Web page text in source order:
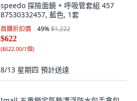
speedo 探險面鏡 + 呼吸管套組 457
87530332457, 藍色, 1套
首購折扣價 49%$1,222
$622
($622.00/1個)
8/13 星期四 預計送達